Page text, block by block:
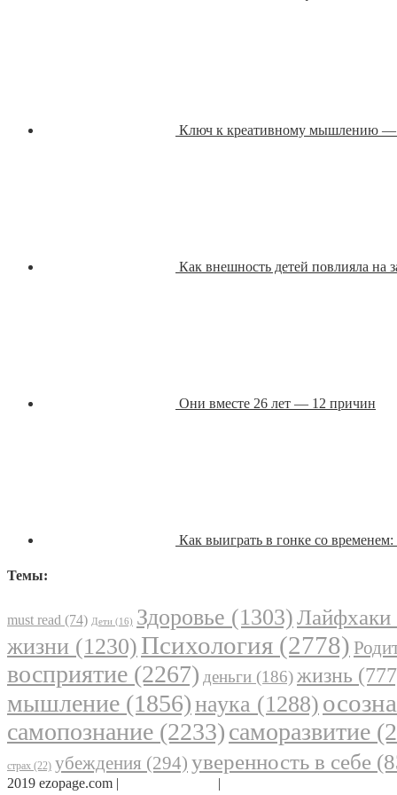
Ключ к креативному мышлению —
Как внешность детей повлияла на
Они вместе 26 лет — 12 причин
Как выиграть в гонке со
Темы:
must read (74) Дети (16) Здоровье (1303)Лайфхаки
жизни (1230) Психология (2778)
восприятие (2267) деньги (186)жизнь
мышление (1856)наука (1288)
самопознание (2233)саморазвитие
страх (22) убеждения (294) уверенность в себе
2019 ezopage.com | |